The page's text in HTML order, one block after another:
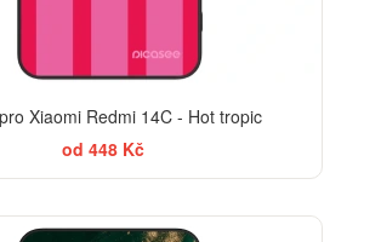
Xiaomi Redmi 14C - Hot tropic
od 448 Kč